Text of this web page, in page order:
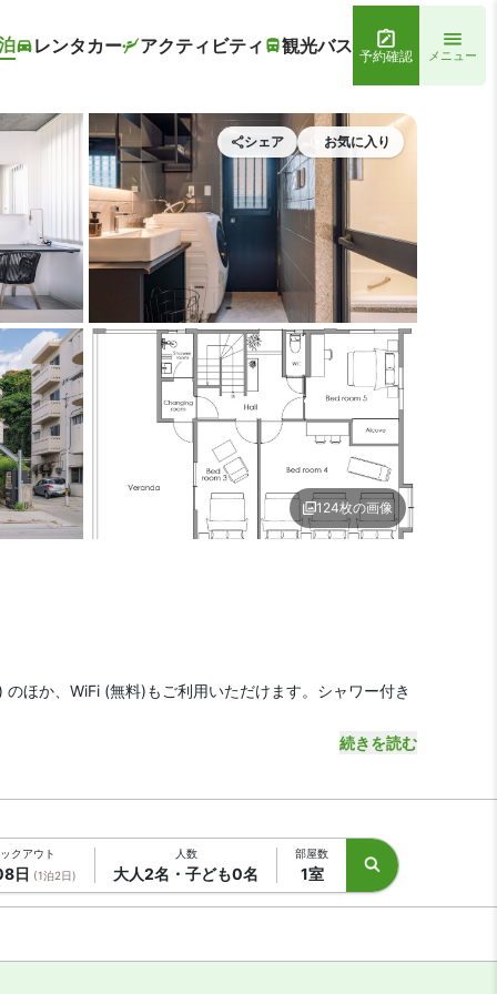
レンタカー アクティビティ 観光バス 予約確認 メニュー
HOTEL -JICCHAKU- ランドリー ルーム1 |
シェア お気に入り
124枚の画像
ほか、WiFi (無料)もご利用いただけます。シャワー付き
続きを読む
クアウト
日 (1泊2日)
人数
大人2名・子ども0名
部屋数
1室